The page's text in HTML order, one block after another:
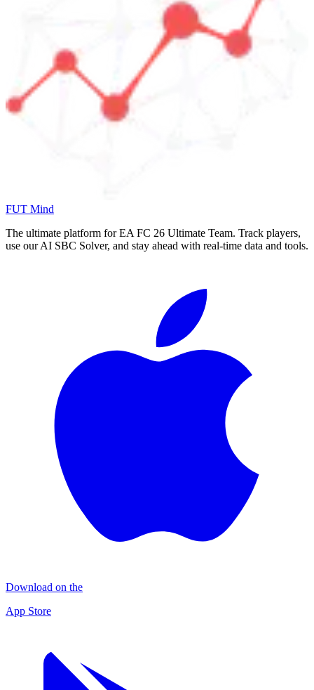
FUT Mind
The ultimate platform for EA FC 26 Ultimate Team. Track players,
use our AI SBC Solver, and stay ahead with real-time data and tools.
Download on the
App Store